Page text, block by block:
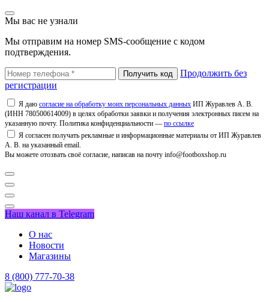
Мы вас не узнали
Мы отправим на номер SMS-сообщение с кодом
подтверждения.
Продолжить без
регистрации
Я даю согласие на обработку моих персональных данных ИП Журавлев А. В.
(ИНН 780500614009) в целях обработки заявки и получения электронных писем на
указанную почту. Политика конфиденциальности — по ссылке
Я согласен получать рекламные и информационные материалы от ИП Журавлев
А. В. на указанный email.
Вы можете отозвать своё согласие, написав на почту info@footboxshop.ru
Наш канал в Telegram
О нас
Новости
Магазины
8 (800) 777-70-38